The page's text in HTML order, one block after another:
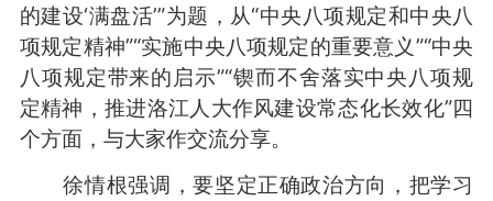
的建设‘满盘活’”为题，从“中央八项规定和中央八
项规定精神”“实施中央八项规定的重要意义”“中央
八项规定带来的启示”“锲而不舍落实中央八项规
定精神，推进洛江人大作风建设常态化长效化”四
个方面，与大家作交流分享。
徐情根强调，要坚定正确政治方向，把学习